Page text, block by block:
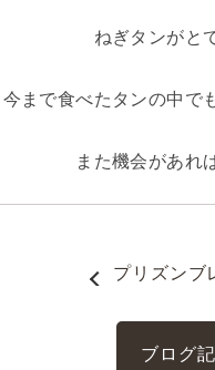
ねぎタンがと
今まで食べたタンの中で
また機会があれ
プリズンブ
ブログ